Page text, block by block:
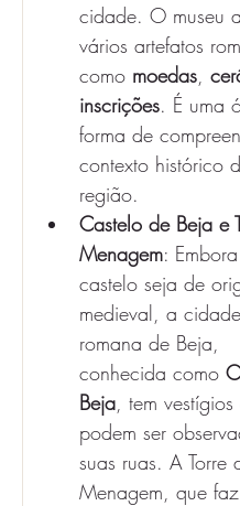
cidade. O museu
vários artefatos
como moedas,
inscrições. É uma
forma de
contexto histórico
região.
Castelo de Beja e
Menagem:
castelo seja de
medieval, a cidade
romana de Beja,
conhecida como
Beja, tem
podem ser
suas ruas. A Torre
Menagem, que